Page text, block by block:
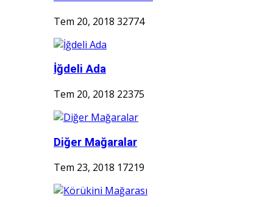
Tem 20, 2018 32774
İğdeli Ada
Tem 20, 2018 22375
Diğer Mağaralar
Tem 23, 2018 17219